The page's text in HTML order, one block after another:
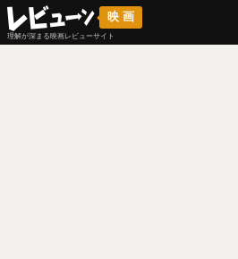
映画
理解が深まる映画レビューサイト